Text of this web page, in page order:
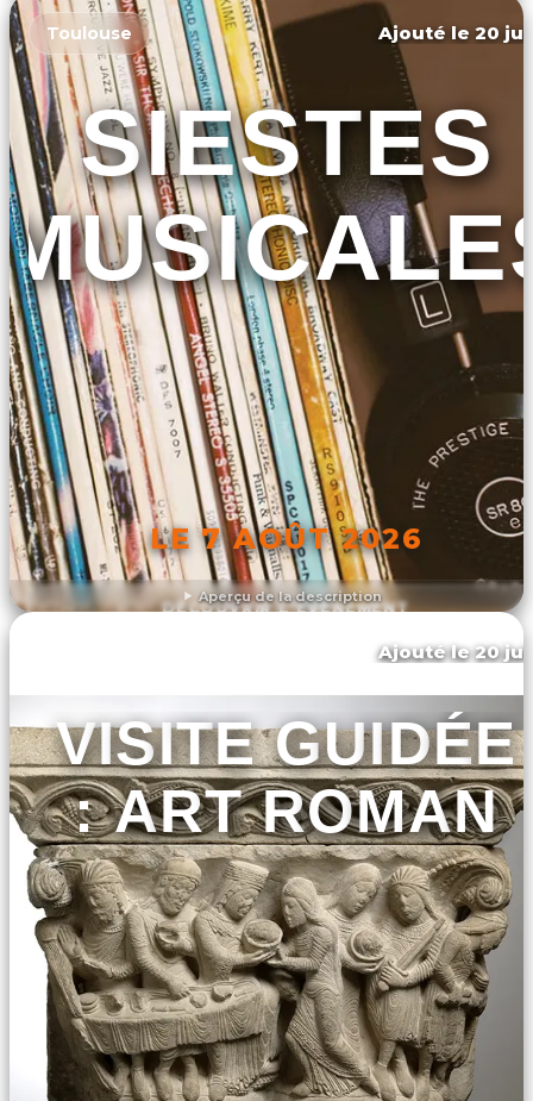
Aperçu de la description
Toulouse Ajouté le 20
SIESTES
LE 7 AOÛT 2026
DÉCOUVRIR L'ÉVÉNEMENT
Ajouté le 20
VISITE GUIDÉE
: ART ROMAN